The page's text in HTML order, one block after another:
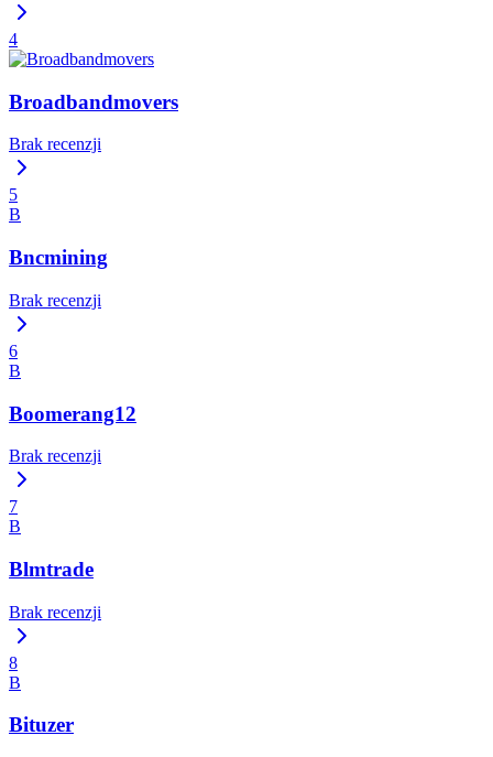
4
Broadbandmovers
Brak recenzji
5
B
Bncmining
Brak recenzji
6
B
Boomerang12
Brak recenzji
7
B
Blmtrade
Brak recenzji
8
B
Bituzer